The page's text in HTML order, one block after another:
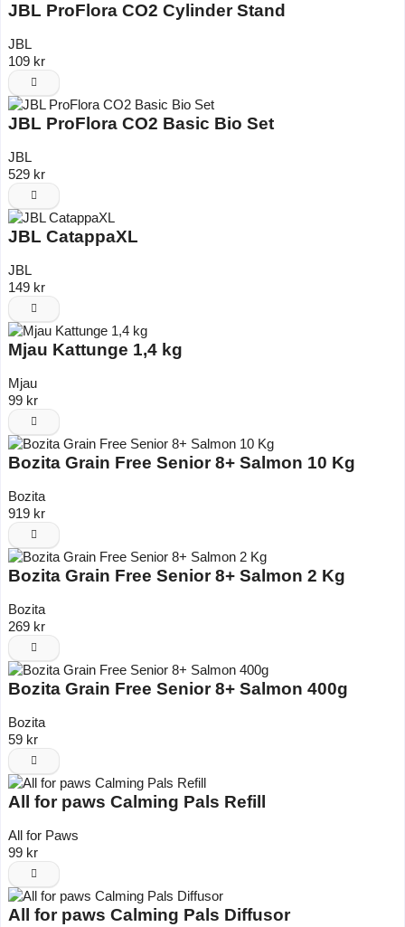
JBL ProFlora CO2 Cylinder Stand
JBL
109 kr
JBL ProFlora CO2 Basic Bio Set
JBL
529 kr
JBL CatappaXL
JBL
149 kr
Mjau Kattunge 1,4 kg
Mjau
99 kr
Bozita Grain Free Senior 8+ Salmon 10 Kg
Bozita
919 kr
Bozita Grain Free Senior 8+ Salmon 2 Kg
Bozita
269 kr
Bozita Grain Free Senior 8+ Salmon 400g
Bozita
59 kr
All for paws Calming Pals Refill
All for Paws
99 kr
All for paws Calming Pals Diffusor